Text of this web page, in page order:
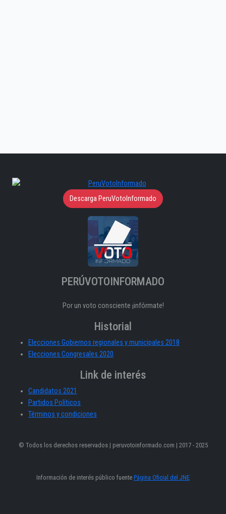
Descarga PeruVotoInformado
PERÚVOTOINFORMADO
Por un voto consciente ¡infórmate!
Historial
Elecciones Gobiernos regionales y municipales 2018
Elecciones Congresales 2020
Link de interés
Candidatos 2021
Partidos Políticos
Términos y condiciones
© Todos los derechos reservados | peruvotoinformado.com | 2017 - 2025
Información de interés público fuente Página Oficial del JNE